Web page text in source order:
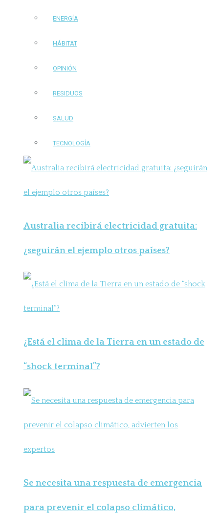
ENERGÍA
HÁBITAT
OPINIÓN
RESIDUOS
SALUD
TECNOLOGÍA
Australia recibirá electricidad gratuita:
¿seguirán el ejemplo otros países?
¿Está el clima de la Tierra en un estado de
“shock terminal”?
Se necesita una respuesta de emergencia
para prevenir el colapso climático,